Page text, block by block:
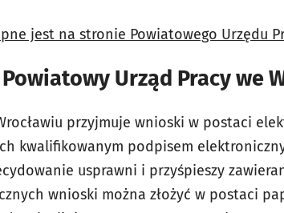
jest na stronie Powiatowego Urzędu
Urząd Pracy we
przyjmuje wnioski w postaci
kwalifikowanym podpisem
usprawni i przyśpieszy
wnioski można złożyć w postaci